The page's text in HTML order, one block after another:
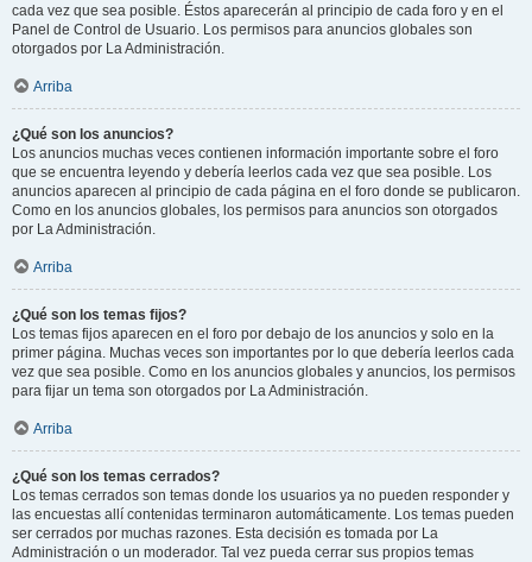
cada vez que sea posible. Éstos aparecerán al principio de cada foro y en el
Panel de Control de Usuario. Los permisos para anuncios globales son
otorgados por La Administración.
Arriba
¿Qué son los anuncios?
Los anuncios muchas veces contienen información importante sobre el foro
que se encuentra leyendo y debería leerlos cada vez que sea posible. Los
anuncios aparecen al principio de cada página en el foro donde se publicaron.
Como en los anuncios globales, los permisos para anuncios son otorgados
por La Administración.
Arriba
¿Qué son los temas fijos?
Los temas fijos aparecen en el foro por debajo de los anuncios y solo en la
primer página. Muchas veces son importantes por lo que debería leerlos cada
vez que sea posible. Como en los anuncios globales y anuncios, los permisos
para fijar un tema son otorgados por La Administración.
Arriba
¿Qué son los temas cerrados?
Los temas cerrados son temas donde los usuarios ya no pueden responder y
las encuestas allí contenidas terminaron automáticamente. Los temas pueden
ser cerrados por muchas razones. Esta decisión es tomada por La
Administración o un moderador. Tal vez pueda cerrar sus propios temas